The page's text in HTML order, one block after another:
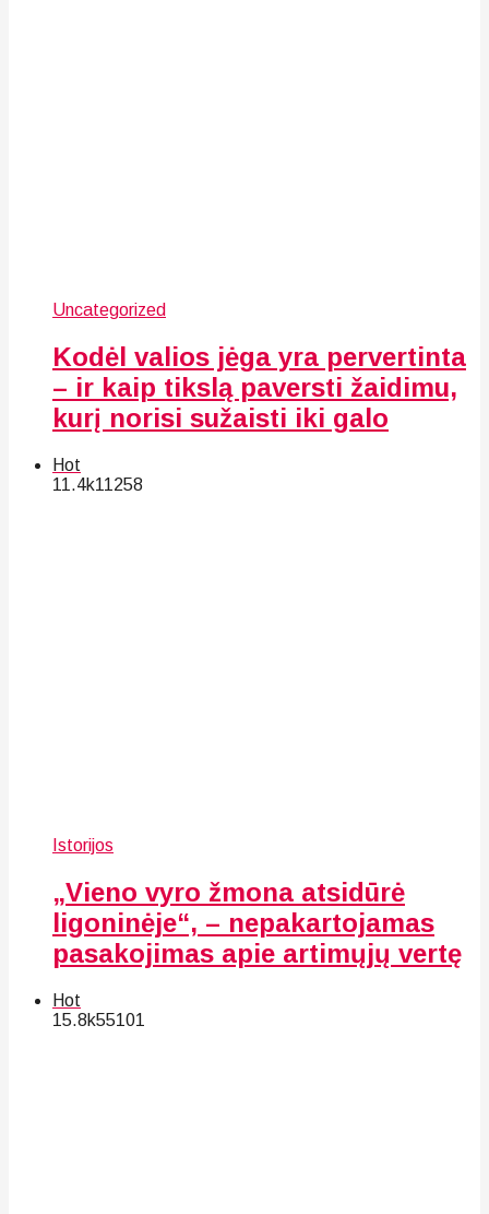
Uncategorized
Kodėl valios jėga yra pervertinta
– ir kaip tikslą paversti žaidimu,
kurį norisi sužaisti iki galo
Hot
11.4k11258
Istorijos
„Vieno vyro žmona atsidūrė
ligoninėje“, – nepakartojamas
pasakojimas apie artimųjų vertę
Hot
15.8k55101